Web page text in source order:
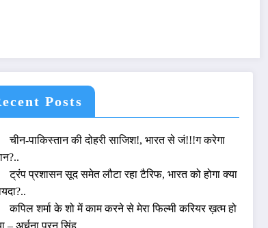
Posts
चीन-पाकिस्तान की दोहरी साजिश!, भारत से जं!!!ग करेगा
ट्रंप प्रशासन सूद समेत लौटा रहा टैरिफ, भारत को होगा क्या
कपिल शर्मा के शो में काम करने से मेरा फिल्मी करियर ख़त्म हो
– अर्चना पूरन सिंह..